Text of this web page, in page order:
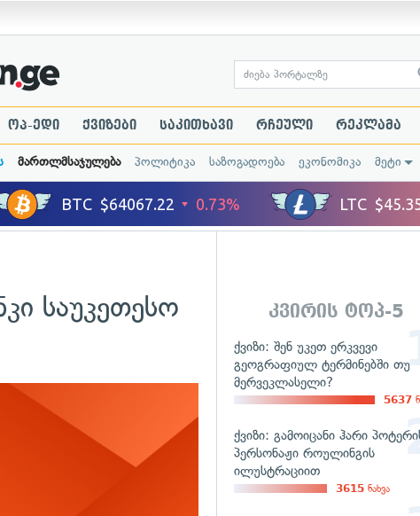
ოპ-ედი ქვიზები საკითხავი რჩეული რეკლამა
მართლმსაჯულება პოლიტიკა საზოგადოება ეკონომიკა მეტი
საუკეთესო
კვირის ტოპ-5
ქვიზი: შენ უკეთ ერკვევი
გეოგრაფიულ ტერმინებში თუ
მერვეკლასელი?
5637
ქვიზი: გამოიცანი ჰარი
პერსონაჟი როულინგის
ილუსტრაციით
3615 ნახვა